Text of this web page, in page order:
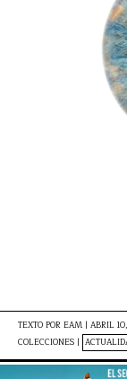
TEXTO POR EAM | ABRIL
COLECCIONES |